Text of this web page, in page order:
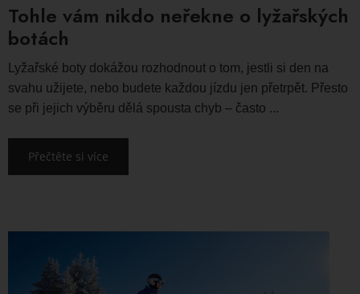
Tohle vám nikdo neřekne o lyžařských
botách
Lyžařské boty dokážou rozhodnout o tom, jestli si den na
svahu užijete, nebo budete každou jízdu jen přetrpět. Přesto
se při jejich výběru dělá spousta chyb – často ...
Přečtěte si více